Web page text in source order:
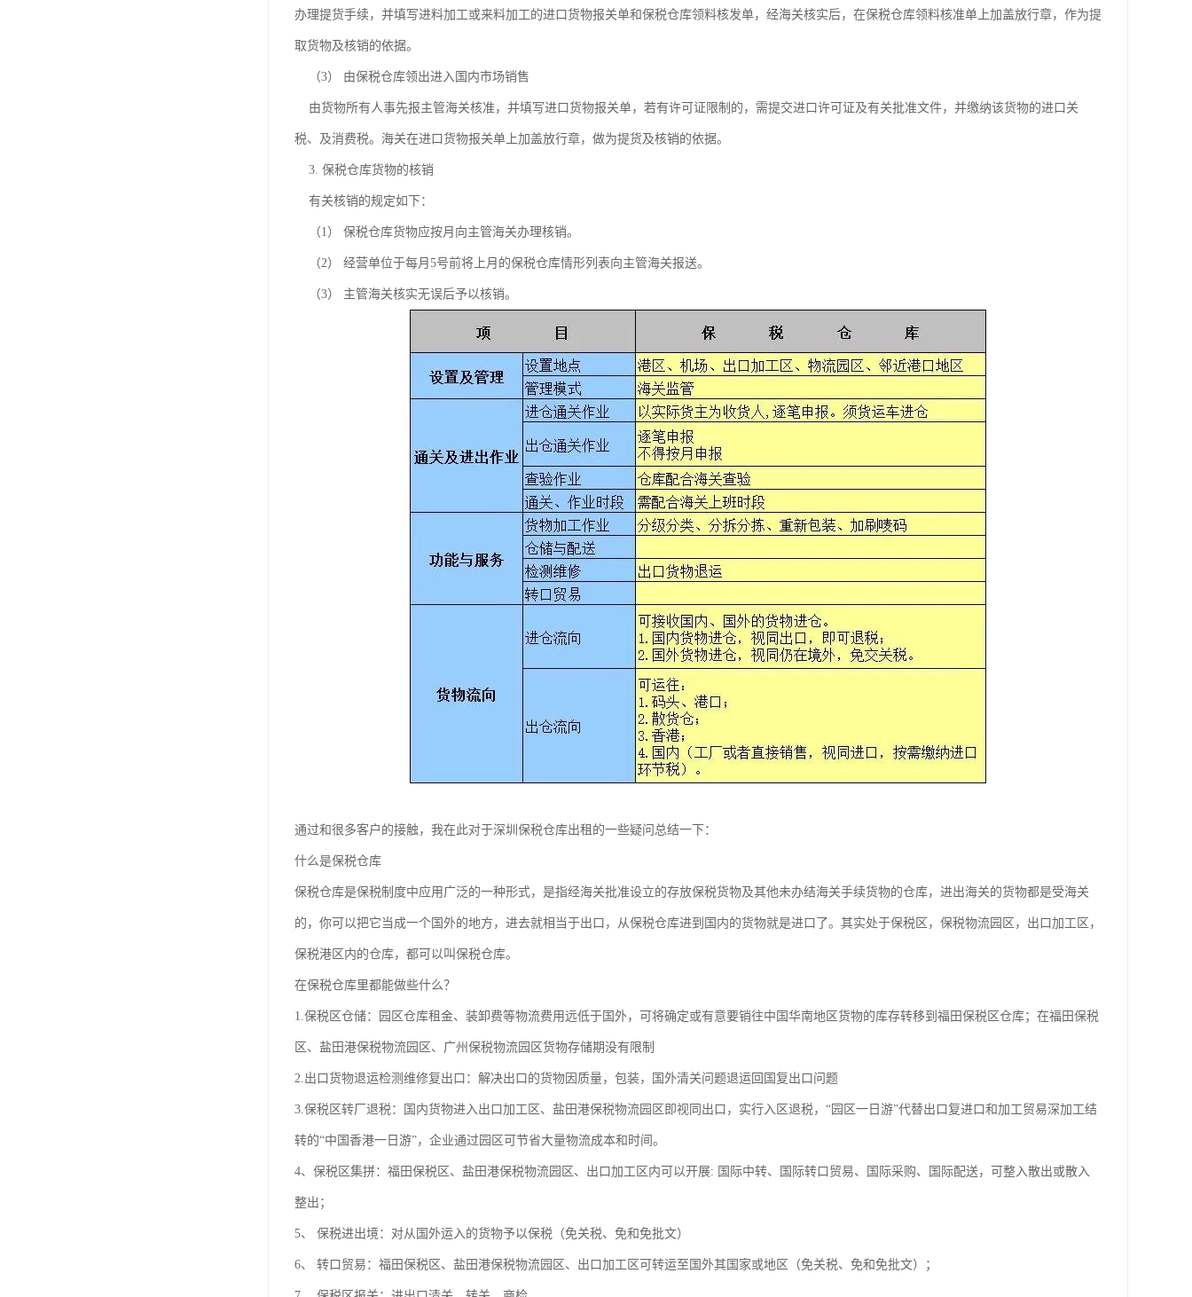
办理提货手续，并填写进料加工或来料加工的进口货物报关单和保税仓库领料核发单，经海关核实后，在保税仓库领料核准单上加盖放行章，作为提
取货物及核销的依据。
（3） 由保税仓库领出进入国内市场销售
由货物所有人事先报主管海关核准，并填写进口货物报关单，若有许可证限制的，需提交进口许可证及有关批准文件，并缴纳该货物的进口关
税、及消费税。海关在进口货物报关单上加盖放行章，做为提货及核销的依据。
3. 保税仓库货物的核销
有关核销的规定如下：
（1） 保税仓库货物应按月向主管海关办理核销。
（2） 经营单位于每月5号前将上月的保税仓库情形列表向主管海关报送。
（3） 主管海关核实无误后予以核销。
通过和很多客户的接触，我在此对于深圳保税仓库出租的一些疑问总结一下：
什么是保税仓库
保税仓库是保税制度中应用广泛的一种形式，是指经海关批准设立的存放保税货物及其他未办结海关手续货物的仓库，进出海关的货物都是受海关
的，你可以把它当成一个国外的地方，进去就相当于出口，从保税仓库进到国内的货物就是进口了。其实处于保税区，保税物流园区，出口加工区，
保税港区内的仓库，都可以叫保税仓库。
在保税仓库里都能做些什么？
1.保税区仓储：园区仓库租金、装卸费等物流费用远低于国外，可将确定或有意要销往中国华南地区货物的库存转移到福田保税区仓库；在福田保税
区、盐田港保税物流园区、广州保税物流园区货物存储期没有限制
2.出口货物退运检测维修复出口：解决出口的货物因质量，包装，国外清关问题退运回国复出口问题
3.保税区转厂退税：国内货物进入出口加工区、盐田港保税物流园区即视同出口，实行入区退税，“园区一日游”代替出口复进口和加工贸易深加工结
转的“中国香港一日游”，企业通过园区可节省大量物流成本和时间。
4、保税区集拼：福田保税区、盐田港保税物流园区、出口加工区内可以开展: 国际中转、国际转口贸易、国际采购、国际配送，可整入散出或散入
整出；
5、 保税进出境：对从国外运入的货物予以保税（免关税、免和免批文）
6、 转口贸易：福田保税区、盐田港保税物流园区、出口加工区可转运至国外其国家或地区（免关税、免和免批文）；